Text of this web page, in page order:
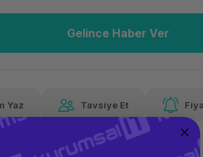
Havalelerde
Gelince Haber Ver
Yaz Tavsiye Et
Al